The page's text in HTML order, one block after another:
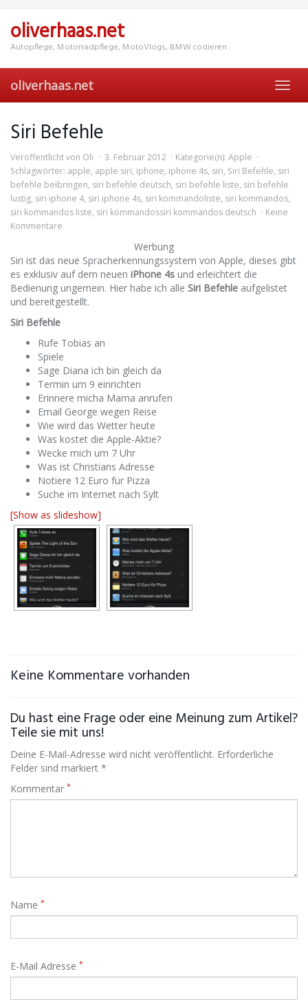
main
content
oliverhaas.net
Autopflege, Motorradpflege, MotoVlogs, BMW codieren
oliverhaas.net
Siri Befehle
Veröffentlicht von Oli 3. Februar 2012 Kategorie(n): Apple
Schlagwörter: apple, apple siri, iphone, iphone 4s, siri, Siri Befehle, siri
befehle beibringen, siri befehle deutsch, siri befehle liste, siri befehle
lustig, siri iphone 4, siri iphone 4s, siri kommandoliste, siri kommandos,
siri kommandos liste, siri kommandossiri kommandos deutsch
Keine
Kommentare
Werbung
Siri ist das neue Spracherkennungssystem von Apple, dieses gibt
es exklusiv auf dem neuen iPhone 4s und erleichtert die
Bedienung ungemein. Hier habe ich alle Siri Befehle aufgelistet
und bereitgestellt.
Siri Befehle
Rufe Tobias an
Spiele
Sage Diana ich bin gleich da
Termin um 9 einrichten
Erinnere micha Mama anrufen
Email George wegen Reise
Wie wird das Wetter heute
Was kostet die Apple-Aktie?
Wecke mich um 7 Uhr
Was ist Christians Adresse
Notiere 12 Euro für Pizza
Suche im Internet nach Sylt
[Show as slideshow]
Keine Kommentare vorhanden
Du hast eine Frage oder eine Meinung zum Artikel?
Teile sie mit uns!
Deine E-Mail-Adresse wird nicht veröffentlicht. Erforderliche
Felder sind markiert *
Kommentar *
Name *
E-Mail Adresse *